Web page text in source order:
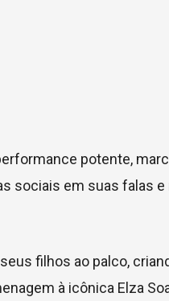
potente,
sociais em suas falas
filhos ao palco,
à icônica Elza